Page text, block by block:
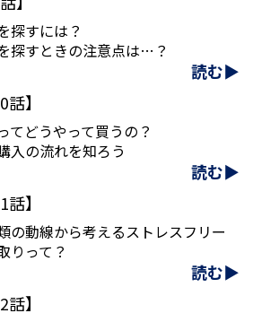
探すには？
探すときの注意点は…？
読む▶
話】
てどうやって買うの？
入の流れを知ろう
読む▶
話】
の動線から考えるストレスフリー
りって？
読む▶
話】